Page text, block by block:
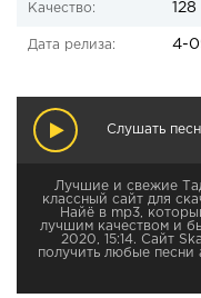
Качество: 128
Дата релиза: 4-
Слушать
Лучшие и свежие
классный сайт для
Найё в mp3,
лучшим качеством и
2020, 15:14. Сайт
получить любые песни